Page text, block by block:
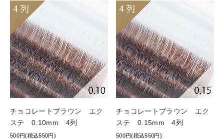
チョコレートブラウン エク
ステ 0.10mm 4列
500円(税込550円)
チョコレートブラウン エク
ステ 0.15mm 4列
500円(税込550円)